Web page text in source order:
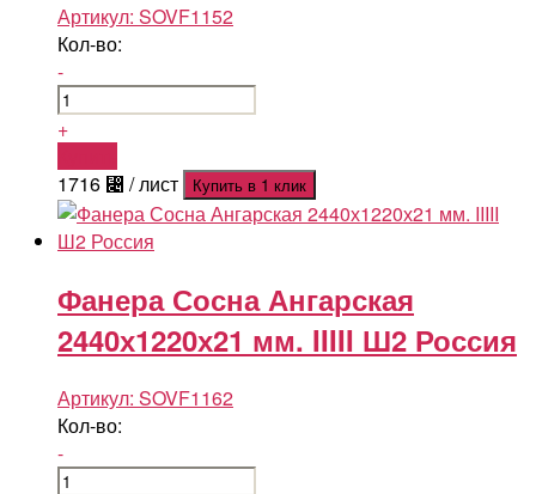
Артикул: SOVF1152
Кол-во:
-
+
1716 ⃄ / лист Купить в 1 клик
Фанера Сосна Ангарская
2440х1220х21 мм. IIIII Ш2 Россия
Артикул: SOVF1162
Кол-во:
-